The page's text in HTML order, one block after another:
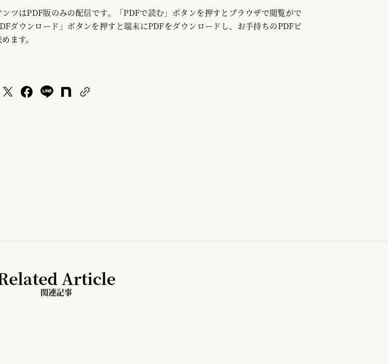
ツはPDF版のみの配信です。「PDFで読む」ボタンを押すとブラウザで閲覧がで
ダウンロード」ボタンを押すと端末にPDFをダウンロードし、お手持ちのPDFビ
ます。
Article
関連記事